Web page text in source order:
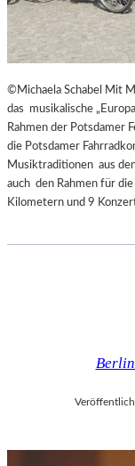
©Michaela Schabel Mit
das musikalische
Rahmen der Potsdamer
die Potsdamer
Musiktraditionen aus
auch den Rahmen für
Kilometern und 9